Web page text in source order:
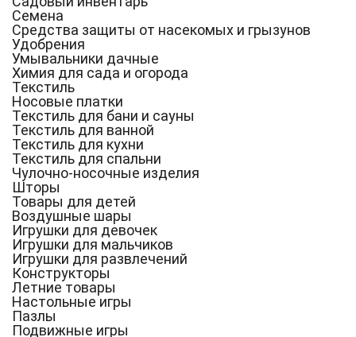
Семена
Средства защиты от насекомых и грызунов
Удобрения
Умывальники дачные
Химия для сада и огорода
Текстиль
Носовые платки
Текстиль для бани и сауны
Текстиль для ванной
Текстиль для кухни
Текстиль для спальни
Чулочно-носочные изделия
Шторы
Товары для детей
Воздушные шары
Игрушки для девочек
Игрушки для мальчиков
Игрушки для развлечений
Конструкторы
Летние товары
Настольные игры
Пазлы
Подвижные игры